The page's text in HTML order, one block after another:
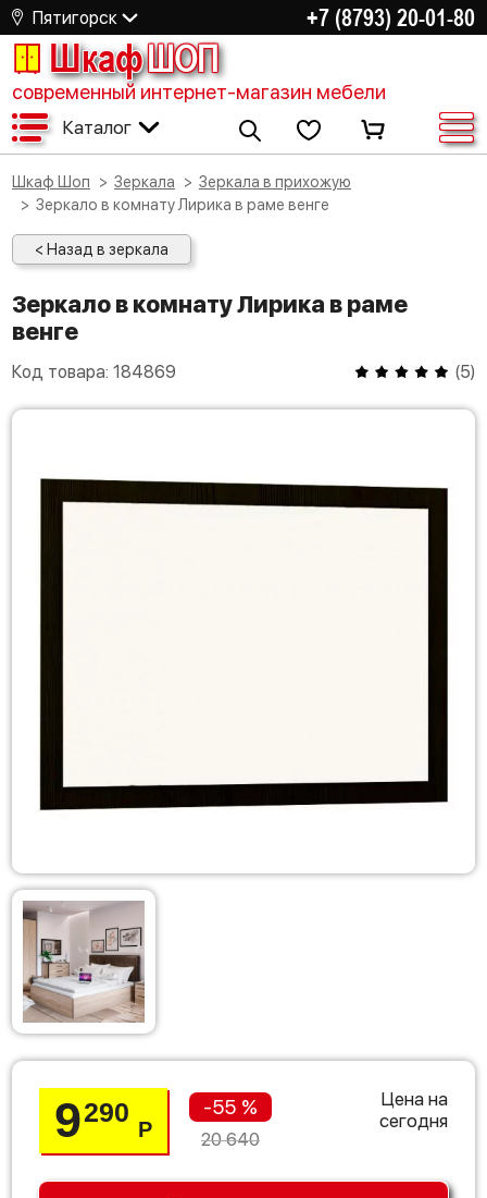
Пятигорск +7 (8793) 20-01-80
ШкафШОП
современный интернет-магазин мебели
Каталог
Шкаф Шоп Зеркала
Зеркала в прихожую
Зеркало в комнату Лирика в раме венге
< Назад в зеркала
Зеркало в комнату Лирика в раме
венге
Код товара: 184869 (5)
9290
Р
-55 %
20 640
Цена на
сегодня